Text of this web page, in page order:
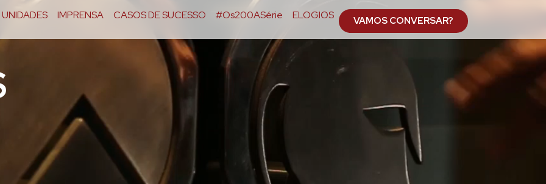
UNIDADES IMPRENSA CASOS DE SUCESSO #Os200ASérie ELOGIOS VAMOS CONVERSAR?